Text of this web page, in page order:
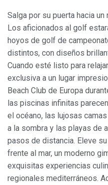
Salga por su puerta hacia
Los aficionados al golf
hoyos de golf de
distintos, con diseños
Cuando esté listo para
exclusiva a un lugar
Beach Club de Europa
las piscinas infinitas
el océano, las lujosas
a la sombra y las playas de
pasos de distancia. Eleve
frente al mar, un moderno
exquisitas experiencias
regionales mediterráneos.
Modificar cookies